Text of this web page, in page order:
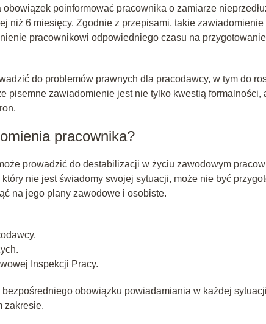
poinformować pracownika o zamiarze
niż 6 miesięcy. Zgodnie z przepisami, takie
pracownikowi odpowiedniego czasu na
do problemów prawnych dla pracodawcy, w tym do
pisemne zawiadomienie jest nie tylko kwestią formalności,
pracownika?
prowadzić do destabilizacji w życiu zawodowym
nie jest świadomy swojej sytuacji, może nie być
na jego plany zawodowe i osobiste.
Inspekcji Pracy.
bezpośredniego obowiązku powiadamiania w każdej
zakresie.